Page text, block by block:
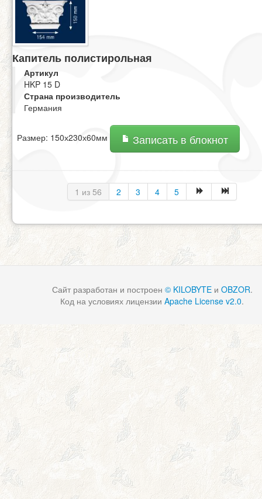
Капитель полистирольная
Артикул
HKP 15 D
Страна производитель
Германия
Размер: 150х230х60мм Записать в блокнот
1 из 56 2 3 4 5
Сайт разработан и построен © KILOBYTEи OBZOR.
Код на условиях лицензии Apache License v2.0.